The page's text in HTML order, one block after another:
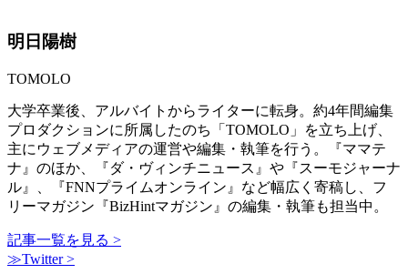
明日陽樹
TOMOLO
大学卒業後、アルバイトからライターに転身。約4年間編集
プロダクションに所属したのち「TOMOLO」を立ち上げ、
主にウェブメディアの運営や編集・執筆を行う。『ママテ
ナ』のほか、『ダ・ヴィンチニュース』や『スーモジャーナ
ル』、『FNNプライムオンライン』など幅広く寄稿し、フ
リーマガジン『BizHintマガジン』の編集・執筆も担当中。
記事一覧を見る >
≫Twitter >